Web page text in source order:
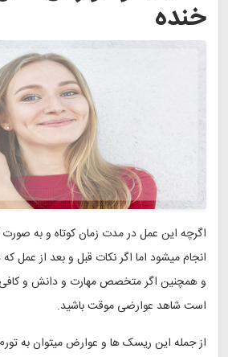
خنده
اگرچه این عمل در مدت زمان کوتاه و به
انجام میشود اما اگر نکات قبل و بعد از عمل که
و همچنین اگر متخصص مهارت و دانش و
است شاهد عوارضی موقت باشید.
از جمله این ریسک ها و عوارض میتوان به